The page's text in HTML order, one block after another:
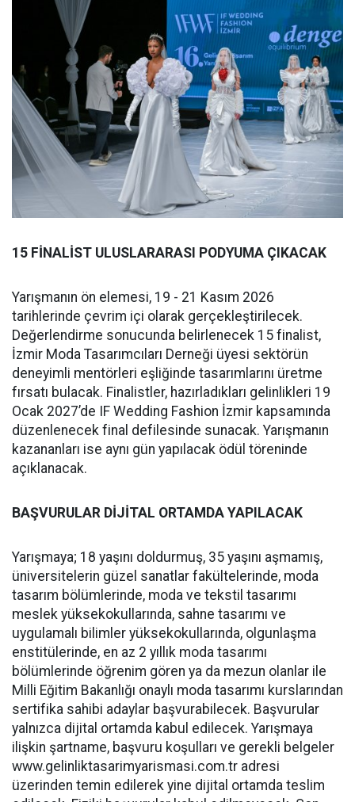
15 FİNALİST ULUSLARARASI PODYUMA ÇIKACAK
Yarışmanın ön elemesi, 19 - 21 Kasım 2026
tarihlerinde çevrim içi olarak gerçekleştirilecek.
Değerlendirme sonucunda belirlenecek 15 finalist,
İzmir Moda Tasarımcıları Derneği üyesi sektörün
deneyimli mentörleri eşliğinde tasarımlarını üretme
fırsatı bulacak. Finalistler, hazırladıkları gelinlikleri 19
Ocak 2027’de IF Wedding Fashion İzmir kapsamında
düzenlenecek final defilesinde sunacak. Yarışmanın
kazananları ise aynı gün yapılacak ödül töreninde
açıklanacak.
BAŞVURULAR DİJİTAL ORTAMDA YAPILACAK
Yarışmaya; 18 yaşını doldurmuş, 35 yaşını aşmamış,
üniversitelerin güzel sanatlar fakültelerinde, moda
tasarım bölümlerinde, moda ve tekstil tasarımı
meslek yüksekokullarında, sahne tasarımı ve
uygulamalı bilimler yüksekokullarında, olgunlaşma
enstitülerinde, en az 2 yıllık moda tasarımı
bölümlerinde öğrenim gören ya da mezun olanlar ile
Milli Eğitim Bakanlığı onaylı moda tasarımı kurslarından
sertifika sahibi adaylar başvurabilecek. Başvurular
yalnızca dijital ortamda kabul edilecek. Yarışmaya
ilişkin şartname, başvuru koşulları ve gerekli belgeler
www.gelinliktasarimyarismasi.com.tr adresi
üzerinden temin edilerek yine dijital ortamda teslim